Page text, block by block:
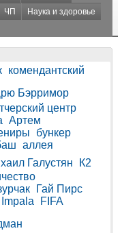
ЧП
Наука и здоровье
комендантский
Бэрримор
центр
Артем
бункер
аллея
Галустян
К2
Гай Пирс
Impala FIFA